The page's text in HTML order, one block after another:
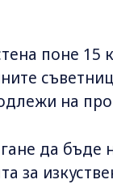
поне 15
на
да бъде
за